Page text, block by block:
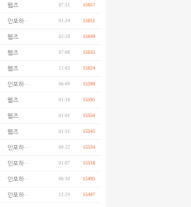
웹즈 07-11 15657
인포하… 01-24 15651
웹즈 02-20 15649
웹즈 07-08 15635
웹즈 12-03 15624
인포하… 06-09 15598
웹즈 01-18 15595
웹즈 01-01 15550
웹즈 01-31 15545
인포하… 09-22 15534
인포하… 01-07 15518
인포하… 06-10 15495
인포하… 11-29 15447